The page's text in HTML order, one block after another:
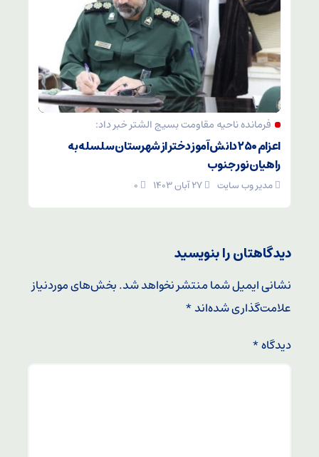
فرمانده ناحیه مقاومت بسیج الشتر خبر داد:
اعزام ۲۵۰ دانش آموز دختر از شهرستان سلسله به
راهیان نور جنوب
مدیر وب سایت ۰
دیدگاهتان را بنویسید
نشانی ایمیل شما منتشر نخواهد شد.بخش‌های موردنیاز
علامت‌گذاری شده‌اند*
دیدگاه*